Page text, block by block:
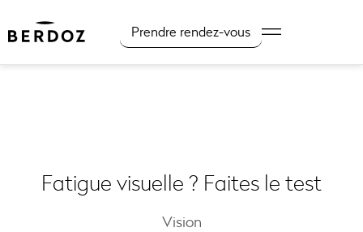
Prendre rendez-vous
Fatigue visuelle ? Faites le test
Vision